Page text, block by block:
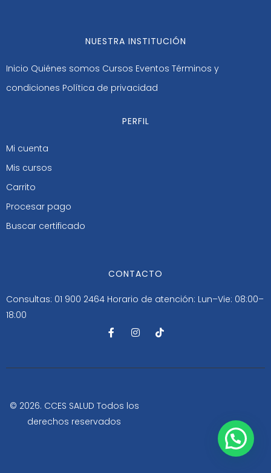
NUESTRA INSTITUCIÓN
Inicio Quiénes somos Cursos Eventos Términos y
condiciones Política de privacidad
PERFIL
Mi cuenta
Mis cursos
Carrito
Procesar pago
Buscar certificado
CONTACTO
Consultas: 01 900 2464 Horario de atención: Lun–Vie: 08:00–
18:00
F
a
b
-
I
n
a
m
T
i
o
© 2026. CCES SALUD Todos los
derechos reservados